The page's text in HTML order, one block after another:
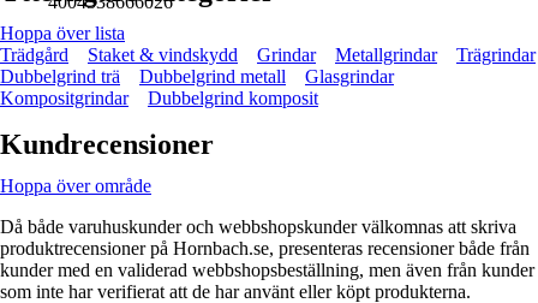
Hoppa över lista
Trädgård
Staket & vindskydd Grindar Metallgrindar
Trägrindar
Dubbelgrind trä
Dubbelgrind metall
Glasgrindar
Kompositgrindar
Dubbelgrind komposit
Kundrecensioner
Hoppa över område
Då både varuhuskunder och webbshopskunder välkomnas att skriva
produktrecensioner på Hornbach.se, presenteras recensioner både från
kunder med en validerad webbshopsbeställning, men även från kunder
som inte har verifierat att de har använt eller köpt produkterna.